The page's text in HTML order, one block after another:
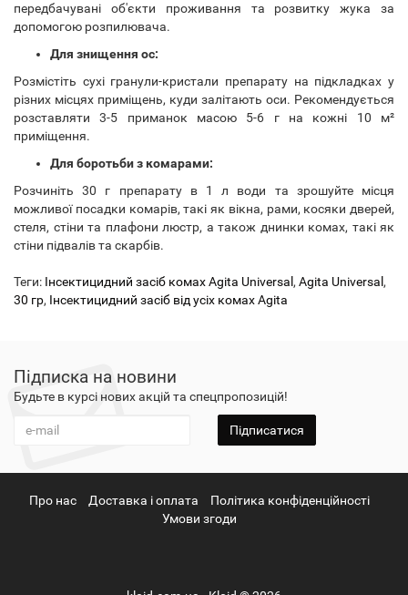
передбачувані об'єкти проживання та розвитку жука за
допомогою розпилювача.
Для знищення ос:
Розмістіть сухі гранули-кристали препарату на підкладках у
різних місцях приміщень, куди залітають оси. Рекомендується
розставляти 3-5 приманок масою 5-6 г на кожні 10 м²
приміщення.
Для боротьби з комарами:
Розчиніть 30 г препарату в 1 л води та зрошуйте місця
можливої ​​посадки комарів, такі як вікна, рами, косяки дверей,
стеля, стіни та плафони люстр, а також днинки комах, такі як
стіни підвалів та скарбів.
Теги: Інсектицидний засіб комах Agita Universal , Agita Universal ,
30 гр, Інсектицидний засіб від усіх комах Agita
Підписка на новини
Будьте в курсі нових акцій та спецпропозицій!
Підписатися
Про нас Доставка і оплата
Політика конфіденційності
Умови згоди